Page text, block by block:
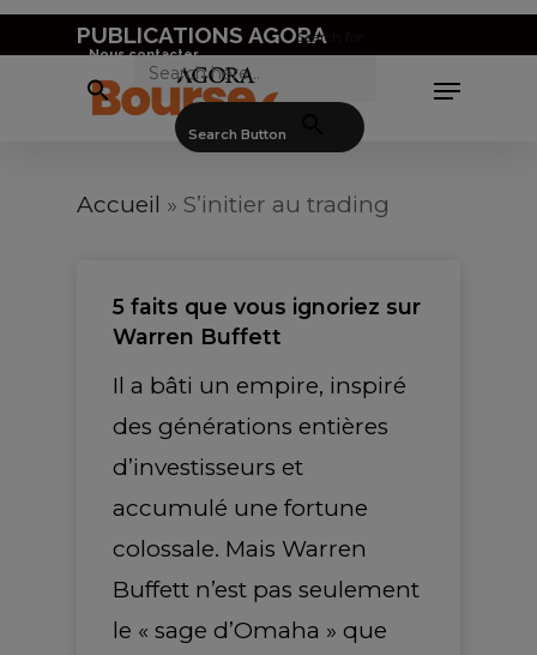
Skip
to
PUBLICATIONS AGORA
Nous contacter
Search for:
Search Button
Menu
Accueil » S’initier au trading
5 faits que vous ignoriez sur
Warren Buffett
Il a bâti un empire, inspiré
des générations entières
d’investisseurs et
accumulé une fortune
colossale. Mais Warren
Buffett n’est pas seulement
le « sage d’Omaha » que